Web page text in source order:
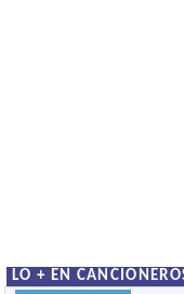
LO + EN